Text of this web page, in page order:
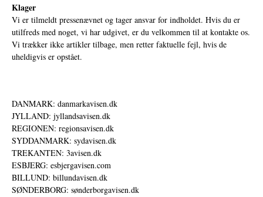
Klager
Vi er tilmeldt pressenævnet og tager ansvar for indholdet. Hvis du er
utilfreds med noget, vi har udgivet, er du velkommen til at kontakte os.
Vi trækker ikke artikler tilbage, men retter faktuelle fejl, hvis de
uheldigvis er opstået.
DANMARK: danmarkavisen.dk
JYLLAND: jyllandsavisen.dk
REGIONEN: regionsavisen.dk
SYDDANMARK: sydavisen.dk
TREKANTEN: 3avisen.dk
ESBJERG: esbjergavisen.com
BILLUND: billundavisen.dk
SØNDERBORG: sønderborgavisen.dk